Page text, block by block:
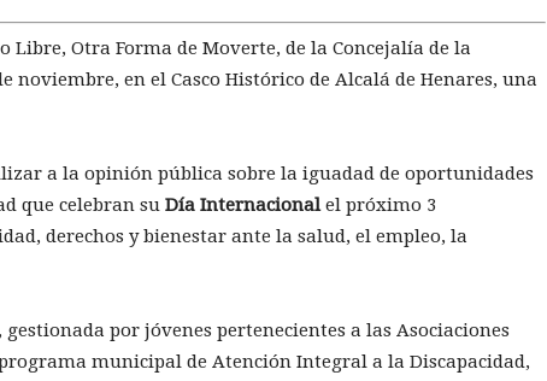
Libre, Otra Forma de Moverte, de la Concejalía de la
noviembre, en el Casco Histórico de Alcalá de Henares, una
a la opinión pública sobre la iguadad de oportunidades
que celebran su Día Internacionalel próximo 3
derechos y bienestar ante la salud, el empleo, la
por jóvenes pertenecientes a las Asociaciones
municipal de Atención Integral a la Discapacidad,